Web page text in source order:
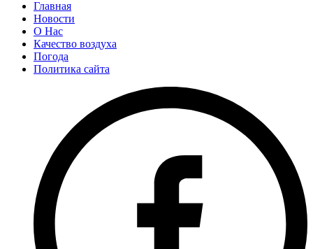
Главная
Новости
О Нас
Качество воздуха
Погода
Политика сайта